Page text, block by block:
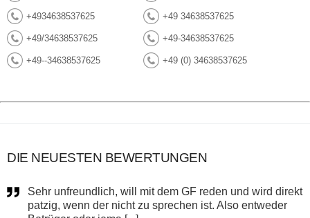
+4934638537625 +49 34638537625
+49/34638537625 +49-34638537625
+49--34638537625 +49 (0) 34638537625
DIE NEUESTEN BEWERTUNGEN
Sehr unfreundlich, will mit dem GF reden und wird direkt
patzig, wenn der nicht zu sprechen ist. Also entweder